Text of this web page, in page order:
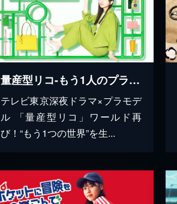
量産型リコ-もう1人のプラモ女子の人生組み立て記-
テレビ東京深夜ドラマ×プラモデ
ル 「量産型リコ」ワールド再
び！“もう1つの世界”を生...